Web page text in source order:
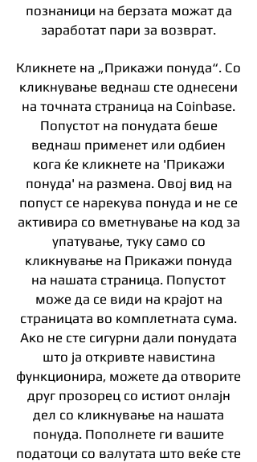
познаници на берзата можат да
заработат пари за возврат.
Кликнете на „Прикажи понуда“. Со
кликнување веднаш сте однесени
на точната страница на Coinbase.
Попустот на понудата беше
веднаш применет или одбиен
кога ќе кликнете на 'Прикажи
понуда' на размена. Овој вид на
попуст се нарекува понуда и не се
активира со вметнување на код за
упатување, туку само со
кликнување на Прикажи понуда
на нашата страница. Попустот
може да се види на крајот на
страницата во комплетната сума.
Ако не сте сигурни дали понудата
што ја откривте навистина
функционира, можете да отворите
друг прозорец со истиот онлајн
дел со кликнување на нашата
понуда. Пополнете ги вашите
податоци со валутата што веќе сте